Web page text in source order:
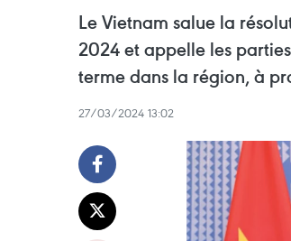
Le Vietnam salue la
2024 et appelle les
terme dans la région, à
27/03/2024 13:02